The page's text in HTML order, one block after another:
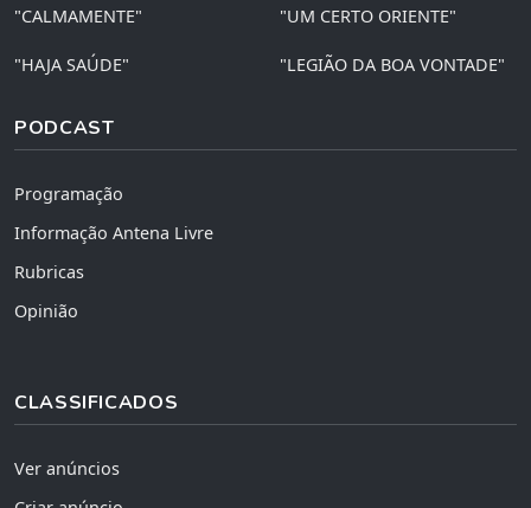
"CALMAMENTE" "UM CERTO ORIENTE"
"HAJA SAÚDE" "LEGIÃO DA BOA VONTADE"
PODCAST
Programação
Informação Antena Livre
Rubricas
Opinião
CLASSIFICADOS
Ver anúncios